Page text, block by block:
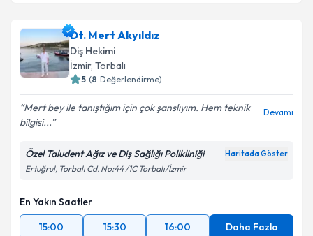
Dt. Mert Akyıldız
Diş Hekimi
İzmir, Torbalı
5 (8 Değerlendirme)
Mert bey ile tanıştığım için çok şanslıyım. Hem teknik
bilgisi...
Devamı
Özel Taludent Ağız ve Diş Sağlığı Polikliniği Haritada Göster
Ertuğrul, Torbalı Cd. No:44 /1C Torbalı/İzmir
En Yakın Saatler
15:00
15:30 16:00 Daha Fazla